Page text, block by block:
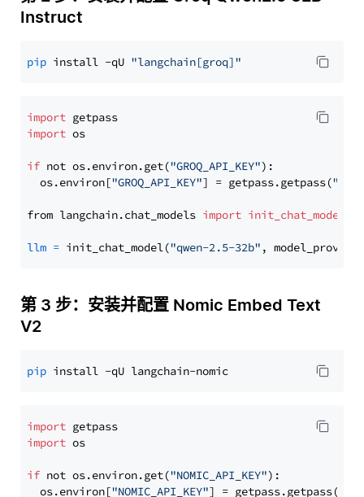
Instruct
pip install -qU "langchain[groq]"
import
import os
if not os.environ.get("GROQ_API_KEY"):
  os.environ[
"GROQ_API_KEY"] = getpass.getpass(
from langchain.chat_models import init_chat_model
llm = init_chat_model("qwen-2.5-32b" ,
第 3 步：安装并配置 Nomic Embed Text
V2
pip
import
import os
if not os.environ.get("NOMIC_API_KEY"):
  os.environ[
"NOMIC_API_KEY"] = getpass.getpass(